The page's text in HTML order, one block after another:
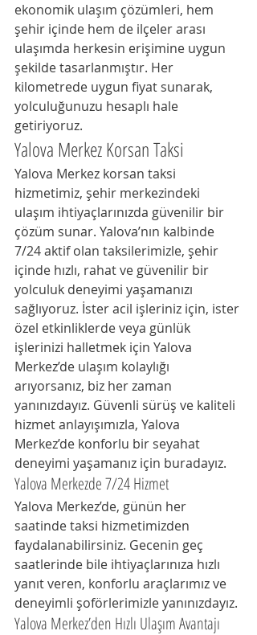
ekonomik ulaşım çözümleri, hem
şehir içinde hem de ilçeler arası
ulaşımda herkesin erişimine uygun
şekilde tasarlanmıştır. Her
kilometrede uygun fiyat sunarak,
yolculuğunuzu hesaplı hale
getiriyoruz.
Yalova Merkez Korsan Taksi
Yalova Merkez korsan taksi
hizmetimiz, şehir merkezindeki
ulaşım ihtiyaçlarınızda güvenilir bir
çözüm sunar. Yalova’nın kalbinde
7/24 aktif olan taksilerimizle, şehir
içinde hızlı, rahat ve güvenilir bir
yolculuk deneyimi yaşamanızı
sağlıyoruz. İster acil işleriniz için, ister
özel etkinliklerde veya günlük
işlerinizi halletmek için Yalova
Merkez’de ulaşım kolaylığı
arıyorsanız, biz her zaman
yanınızdayız. Güvenli sürüş ve kaliteli
hizmet anlayışımızla, Yalova
Merkez’de konforlu bir seyahat
deneyimi yaşamanız için buradayız.
Yalova Merkezde 7/24 Hizmet
Yalova Merkez’de, günün her
saatinde taksi hizmetimizden
faydalanabilirsiniz. Gecenin geç
saatlerinde bile ihtiyaçlarınıza hızlı
yanıt veren, konforlu araçlarımız ve
deneyimli şoförlerimizle yanınızdayız.
Yalova Merkez’den Hızlı Ulaşım Avantajı